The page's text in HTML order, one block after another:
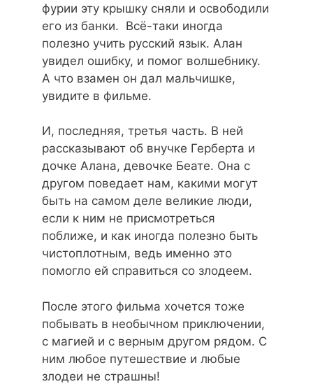
фурии эту крышку сняли и освободили
его из банки. Всё-таки иногда
полезно учить русский язык. Алан
увидел ошибку, и помог волшебнику.
А что взамен он дал мальчишке,
увидите в фильме.
И, последняя, третья часть. В ней
рассказывают об внучке Герберта и
дочке Алана, девочке Беате. Она с
другом поведает нам, какими могут
быть на самом деле великие люди,
если к ним не присмотреться
поближе, и как иногда полезно быть
чистоплотным, ведь именно это
помогло ей справиться со злодеем.
После этого фильма хочется тоже
побывать в необычном приключении,
с магией и с верным другом рядом. С
ним любое путешествие и любые
злодеи не страшны!